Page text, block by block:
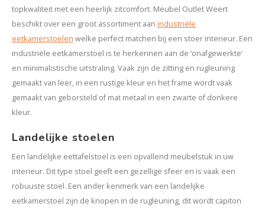
topkwaliteit met een heerlijk zitcomfort. Meubel Outlet Weert
beschikt over een groot assortiment aan industriële
eetkamerstoelen welke perfect matchen bij een stoer interieur. Een
industriële eetkamerstoel is te herkennen aan de ‘onafgewerkte’
en minimalistische uitstraling. Vaak zijn de zitting en rugleuning
gemaakt van leer, in een rustige kleur en het frame wordt vaak
gemaakt van geborsteld of mat metaal in een zwarte of donkere
kleur.
Landelijke stoelen
Een landelijke eettafelstoel is een opvallend meubelstuk in uw
interieur. Dit type stoel geeft een gezellige sfeer en is vaak een
robuuste stoel. Een ander kenmerk van een landelijke
eetkamerstoel zijn de knopen in de rugleuning, dit wordt capiton